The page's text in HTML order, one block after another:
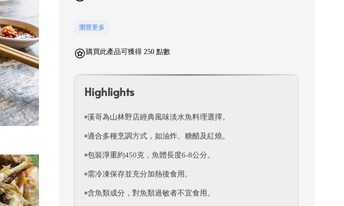
瀏覽更多
購買此產品可獲得 250 點數
Highlights
溪哥為山林野店經典風味淡水魚料理選擇。
適合多種烹調方式，如油炸、糖醋及紅燒。
包裝淨重約450克，魚體長度6-8公分。
需冷凍保存並充分加熱後食用。
含魚類成分，對魚類過敏者不宜食用。